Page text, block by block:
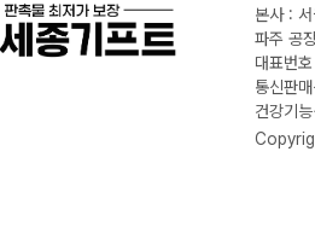
본사 :
파주 공
대표번
통신판
건강기